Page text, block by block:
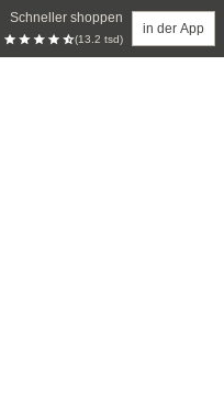
Schneller shoppen
(13.2 tsd)
in der App